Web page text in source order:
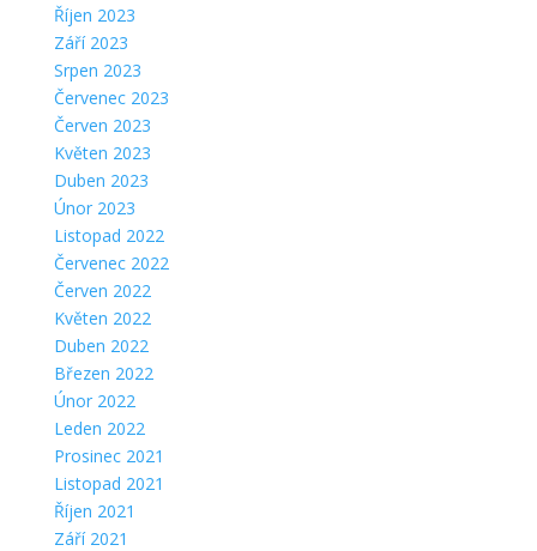
Říjen 2023
Září 2023
Srpen 2023
Červenec 2023
Červen 2023
Květen 2023
Duben 2023
Únor 2023
Listopad 2022
Červenec 2022
Červen 2022
Květen 2022
Duben 2022
Březen 2022
Únor 2022
Leden 2022
Prosinec 2021
Listopad 2021
Říjen 2021
Září 2021